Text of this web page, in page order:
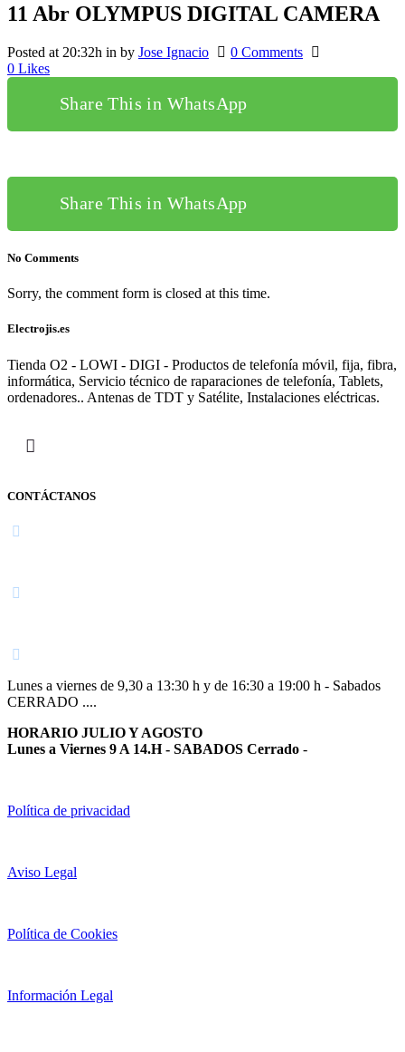
11 Abr OLYMPUS DIGITAL CAMERA
Posted at 20:32h in by Jose Ignacio
0 Comments
0 Likes
Share This in WhatsApp
Share This in WhatsApp
No Comments
Sorry, the comment form is closed at this time.
Electrojis.es
Tienda O2 - LOWI - DIGI - Productos de telefonía móvil, fija, fibra,
informática, Servicio técnico de raparaciones de telefonía, Tablets,
ordenadores.. Antenas de TDT y Satélite, Instalaciones eléctricas.
CONTÁCTANOS
Lunes a viernes de 9,30 a 13:30 h y de 16:30 a 19:00 h - Sabados
CERRADO ....
HORARIO JULIO Y AGOSTO
Lunes a Viernes 9 A 14.H - SABADOS Cerrado -
Política de privacidad
Aviso Legal
Política de Cookies
Información Legal